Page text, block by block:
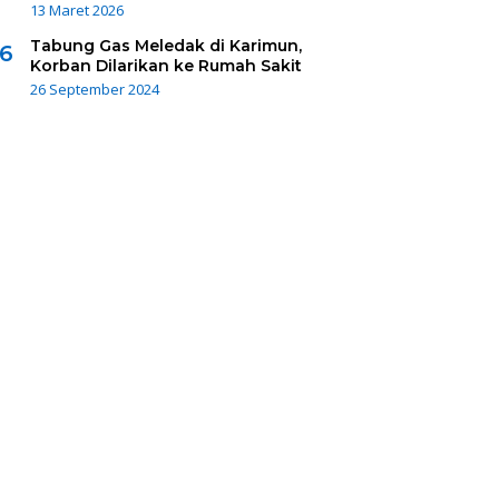
13 Maret 2026
Tabung Gas Meledak di Karimun,
Korban Dilarikan ke Rumah Sakit
26 September 2024